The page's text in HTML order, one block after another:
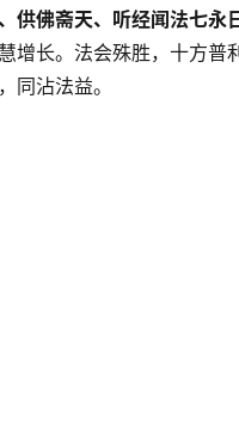
供佛斋天、听经闻法七永
增长。法会殊胜，十方普
同沾法益。